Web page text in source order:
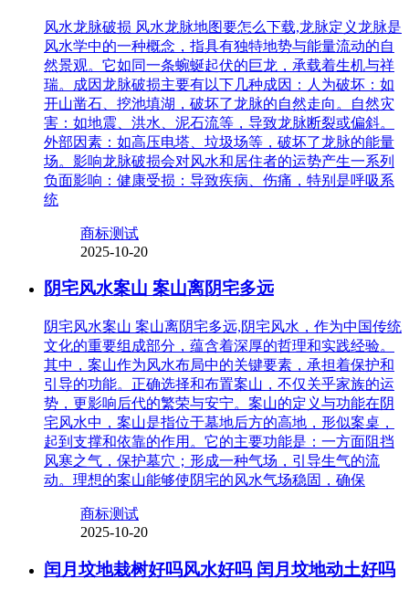
风水龙脉破损 风水龙脉地图要怎么下载,龙脉定义龙脉是
风水学中的一种概念，指具有独特地势与能量流动的自
然景观。它如同一条蜿蜒起伏的巨龙，承载着生机与祥
瑞。成因龙脉破损主要有以下几种成因：人为破坏：如
开山凿石、挖池填湖，破坏了龙脉的自然走向。自然灾
害：如地震、洪水、泥石流等，导致龙脉断裂或偏斜。
外部因素：如高压电塔、垃圾场等，破坏了龙脉的能量
场。影响龙脉破损会对风水和居住者的运势产生一系列
负面影响：健康受损：导致疾病、伤痛，特别是呼吸系
统
商标测试
2025-10-20
阴宅风水案山 案山离阴宅多远
阴宅风水案山 案山离阴宅多远,阴宅风水，作为中国传统
文化的重要组成部分，蕴含着深厚的哲理和实践经验。
其中，案山作为风水布局中的关键要素，承担着保护和
引导的功能。正确选择和布置案山，不仅关乎家族的运
势，更影响后代的繁荣与安宁。案山的定义与功能在阴
宅风水中，案山是指位于墓地后方的高地，形似案桌，
起到支撑和依靠的作用。它的主要功能是：一方面阻挡
风寒之气，保护墓穴；形成一种气场，引导生气的流
动。理想的案山能够使阴宅的风水气场稳固，确保
商标测试
2025-10-20
闰月坟地栽树好吗风水好吗 闰月坟地动土好吗